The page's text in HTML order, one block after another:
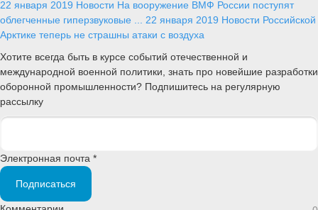
22 января 2019 Новости На вооружение ВМФ России поступят
облегченные гиперзвуковые ... 22 января 2019 Новости Российской
Арктике теперь не страшны атаки с воздуха
Хотите всегда быть в курсе событий отечественной и
международной военной политики, знать про новейшие разработки
оборонной промышленности? Подпишитесь на регулярную
рассылку
Электронная почта *
Подписаться